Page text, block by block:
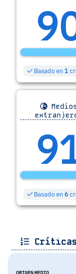
Basado en1
Basado en 6